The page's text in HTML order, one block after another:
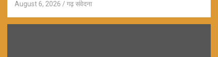
August 6, 2026 गढ़ संवेदना